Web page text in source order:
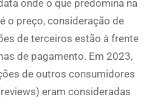
onde o que predomina na
o preço, consideração de
de terceiros estão à frente
de pagamento. Em 2023,
de outros consumidores
eram consideradas